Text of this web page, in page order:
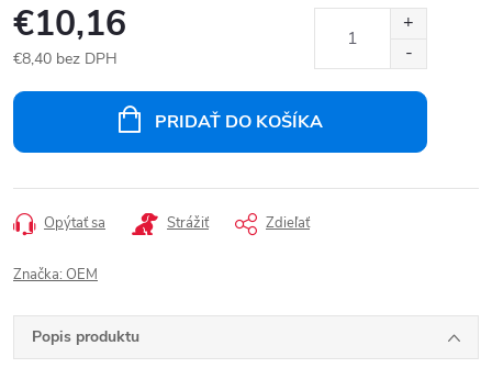
€10,16
€8,40 bez DPH
PRIDAŤ DO KOŠÍKA
Opýtať sa Strážiť Zdieľať
Značka: OEM
Popis produktu